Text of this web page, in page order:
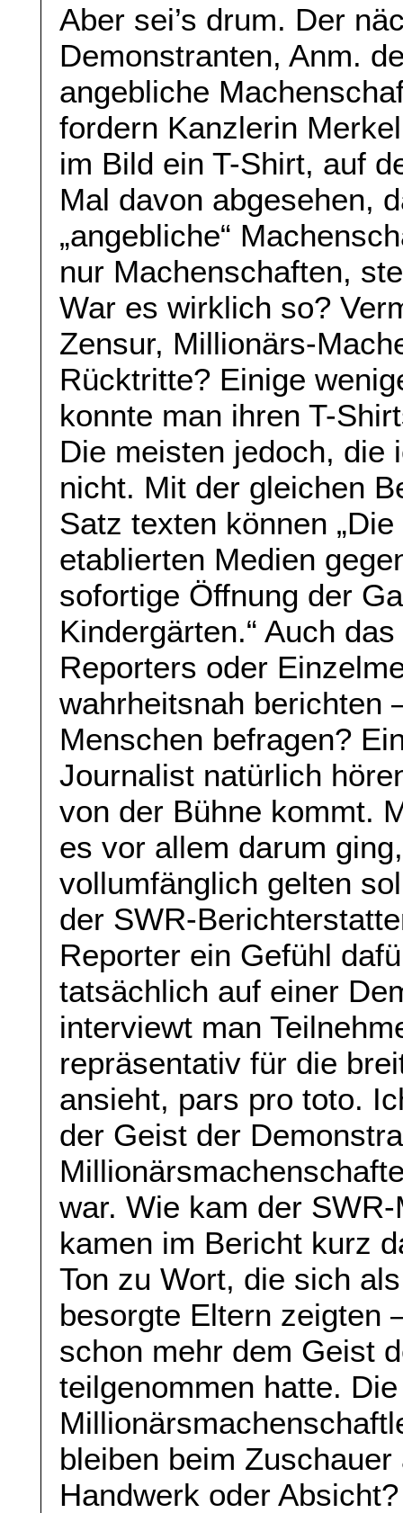
Aber sei’s drum. Der
Demonstranten, Anm.
angebliche
fordern Kanzlerin
im Bild ein T-Shirt, auf
Mal davon abgesehen,
„angebliche“
nur Machenschaften,
War es wirklich so?
Zensur, Millionärs-
Rücktritte? Einige
konnte man ihren T-
Die meisten jedoch, die
nicht. Mit der gleichen
Satz texten können
etablierten Medien
sofortige Öffnung der
Kindergärten.“ Auch
Reporters oder
wahrheitsnah berichten
Menschen befragen?
Journalist natürlich
von der Bühne kommt.
es vor allem darum
vollumfänglich gelten
der SWR-
Reporter ein Gefühl
tatsächlich auf einer
interviewt man
repräsentativ für die
ansieht, pars pro toto.
der Geist der
war. Wie kam der
kamen im Bericht kurz
Ton zu Wort, die sich
besorgte Eltern zeigten
schon mehr dem Geist
teilgenommen hatte.
bleiben beim
Handwerk oder Absicht?